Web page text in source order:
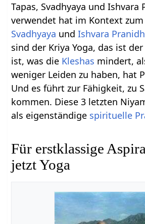
Tapas, Svadhyaya und Ishvara
verwendet hat im Kontext zum
Svadhyaya undIshvara
sind der Kriya Yoga, das ist
ist, was die Kleshas mindert,
weniger Leiden zu haben, hat
Und es führt zur Fähigkeit, zu
kommen. Diese 3 letzten
als eigenständige spirituelle
Für erstklassige
jetzt Yoga